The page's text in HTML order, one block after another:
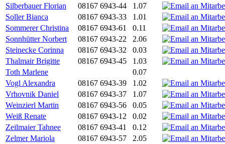
Silberbauer Florian
08167 6943-44
1.07
Soller Bianca
08167 6943-33
1.01
Sommerer Christina
08167 6943-61
0.11
Sonnhütter Norbert
08167 6943-22
2.06
Steinecke Corinna
08167 6943-32
0.03
Thalmair Brigitte
08167 6943-45
1.03
Toth Marlene
0.07
Vogl Alexandra
08167 6943-39
1.02
Vrhovnik Daniel
08167 6943-37
1.07
Weinzierl Martin
08167 6943-56
0.05
Weiß Renate
08167 6943-12
0.02
Zeilmaier Tahnee
08167 6943-41
0.12
Zelmer Mariola
08167 6943-57 2.05